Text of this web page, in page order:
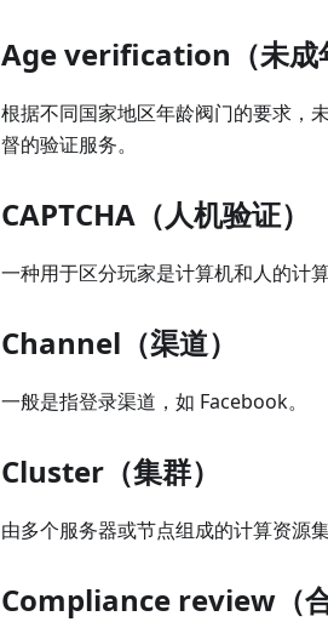
Age verification（未成
根据不同国家地区年龄阀门的要求，
督的验证服务。
CAPTCHA（人机验证）
一种用于区分玩家是计算机和人的计
Channel（渠道）
一般是指登录渠道，如 Facebook。
Cluster（集群）
由多个服务器或节点组成的计算资源
Compliance review（合